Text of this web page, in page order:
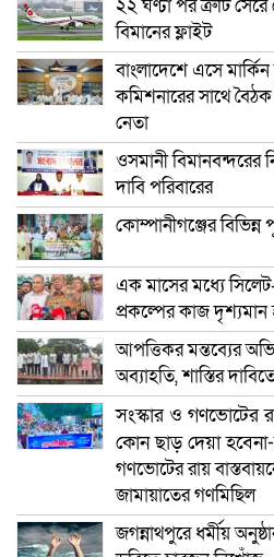
২২ ঘণ্টা পর ত্রুটি সেরে
বিমানের ফ্লাইট
বাংলাদেশে এসে
কমিশনারের সাথে
নেতা
ওসমানী বিমানবন্দরের
দাবি পরিবারের
কোম্পানীগঞ্জের
এক মাসের মধ্যে
প্রকল্পের কাজ দৃশ্যমান
আপত্তিকর মন্তব্যের
অব্যাহতি, শাস্তির
সংস্কার ও গণভোটের
কোন ছাড় দেয়া
গণভোটের রায়
জামায়াতের গণমিছিল
জগন্নাথপুরে ধর্মীয়